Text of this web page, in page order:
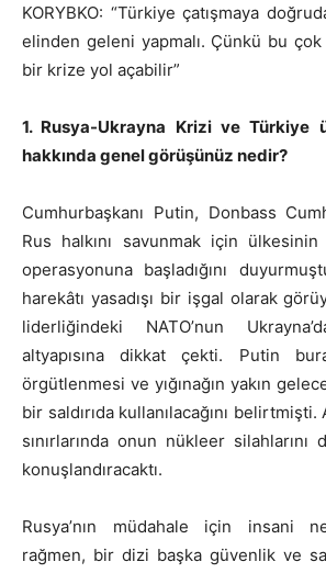
KORYBKO: “Türkiye çatışmaya
elinden geleni yapmalı. Çünkü bu
bir krize yol açabilir”
1. Rusya-Ukrayna Krizi ve Türkiye
hakkında genel görüşünüz nedir?
Cumhurbaşkanı Putin, Donbass
Rus halkını savunmak için ülkesinin
operasyonuna başladığını
harekâtı yasadışı bir işgal olarak
liderliğindeki NATO’nun
altyapısına dikkat çekti. Putin
örgütlenmesi ve yığınağın yakın
bir saldırıda kullanılacağını belirtmişti.
sınırlarında onun nükleer silahlarını
konuşlandıracaktı.
Rusya’nın müdahale için insani
rağmen, bir dizi başka güvenlik ve